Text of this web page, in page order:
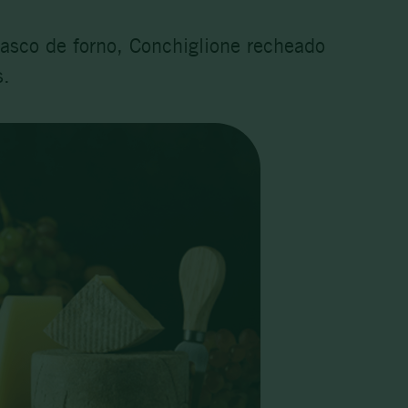
de forno, Conchiglione recheado